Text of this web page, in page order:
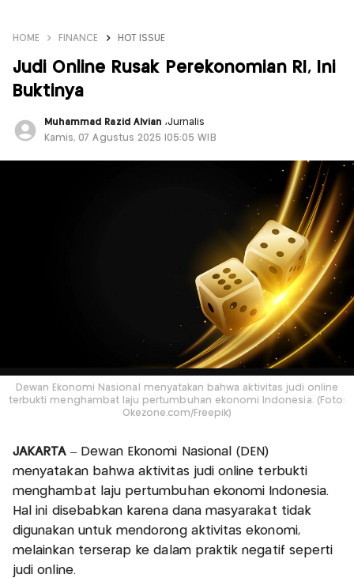
HOME FINANCE HOT ISSUE
Judi Online Rusak Perekonomian RI, Ini
Buktinya
Muhammad Razid Alvian,Jurnalis
Kamis, 07 Agustus 2025 |05:05 WIB
Dewan Ekonomi Nasional menyatakan bahwa aktivitas judi online
terbukti menghambat laju pertumbuhan ekonomi Indonesia. (Foto:
Okezone.com/Freepik)
JAKARTA– Dewan Ekonomi Nasional (DEN)
menyatakan bahwa aktivitas judi online terbukti
menghambat laju pertumbuhan ekonomi Indonesia.
Hal ini disebabkan karena dana masyarakat tidak
digunakan untuk mendorong aktivitas ekonomi,
melainkan terserap ke dalam praktik negatif seperti
judi online.